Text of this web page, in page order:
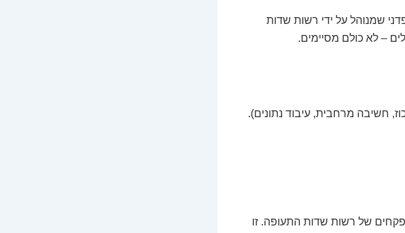
שמנוהל על ידי רשות שדות
– לא כולם מסיימים.
חשיבה מרחבית, עיבוד נתונים).
של רשות שדות התעופה. זו